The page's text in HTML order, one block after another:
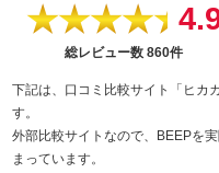
★★★★★
総レビュー数860件
下記は、口コミ比較サイト「ヒカ
す。
外部比較サイトなので、BEEPを
まっています。